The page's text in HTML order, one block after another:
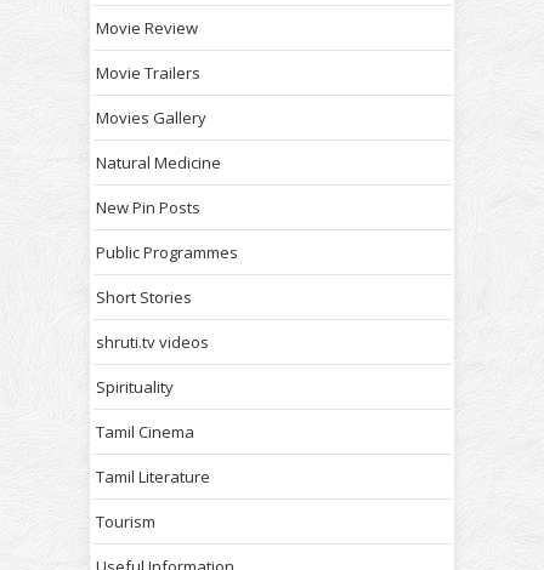
Movie Review
Movie Trailers
Movies Gallery
Natural Medicine
New Pin Posts
Public Programmes
Short Stories
shruti.tv videos
Spirituality
Tamil Cinema
Tamil Literature
Tourism